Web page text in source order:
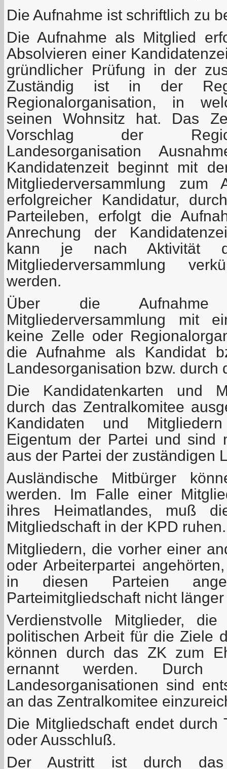
Die Aufnahme ist schriftlich zu
Die Aufnahme als Mitglied
Absolvieren einer
gründlicher Prüfung in der
Zuständig ist in der
Regionalorganisation, in
seinen Wohnsitz hat. Das
Vorschlag der
Landesorganisation
Kandidatenzeit beginnt mit
Mitgliederversammlung zum
erfolgreicher Kandidatur,
Parteileben, erfolgt die
Anrechung der
kann je nach Aktivität
Mitgliederversammlung
werden.
Über die Aufnahme
Mitgliederversammlung mit
keine Zelle oder
die Aufnahme als Kandidat
Landesorganisation bzw. durch
Die Kandidatenkarten und
durch das Zentralkomitee
Kandidaten und
Eigentum der Partei und sind
aus der Partei der zuständigen
Ausländische Mitbürger
werden. Im Falle einer
ihres Heimatlandes, muß
Mitgliedschaft in der KPD ruhen.
Mitgliedern, die vorher einer
oder Arbeiterpartei
in diesen Parteien
Parteimitgliedschaft nicht
Verdienstvolle Mitglieder,
politischen Arbeit für die Ziele
können durch das ZK zum
ernannt werden.
Landesorganisationen sind
an das Zentralkomitee
Die Mitgliedschaft endet durch
oder Ausschluß.
Der Austritt ist durch das